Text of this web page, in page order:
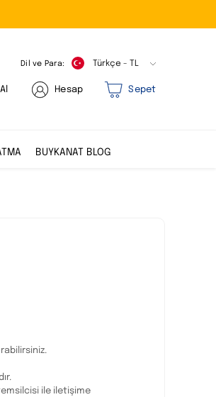
Dil ve Para: Türkçe - TL
Hesap Sepet
BUYKANAT BLOG
ile iletişime